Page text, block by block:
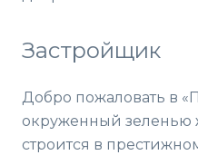
Застройщик
Добро пожаловать в
окруженный зеленью
строится в